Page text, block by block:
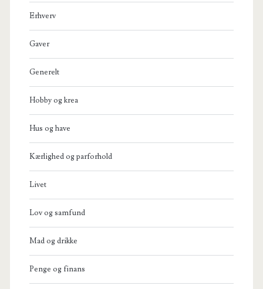
Erhverv
Gaver
Generelt
Hobby og krea
Hus og have
Kærlighed og parforhold
Livet
Lov og samfund
Mad og drikke
Penge og finans